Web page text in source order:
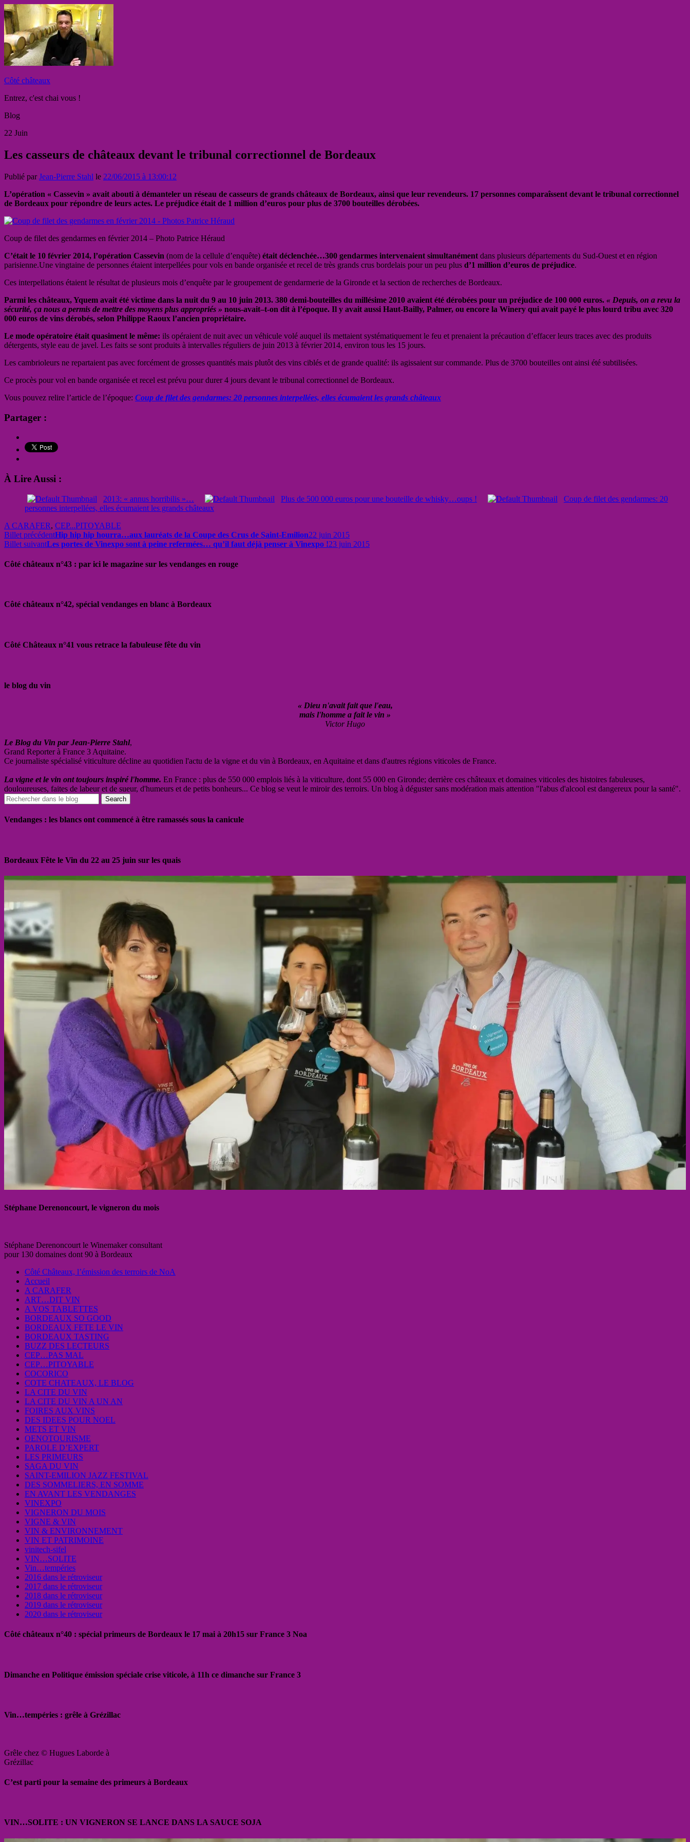
Côté châteaux
Entrez, c'est chai vous !
Blog
22 Juin
Les casseurs de châteaux devant le tribunal correctionnel de Bordeaux
Publié parJean-Pierre Stahl le 22/06/2015 à 13:00:12
L’opération « Cassevin » avait abouti à démanteler un réseau de casseurs de grands châteaux de Bordeaux, ainsi que leur revendeurs. 17 personnes comparaîssent devant le tribunal correctionnel
de Bordeaux pour répondre de leurs actes. Le préjudice était de 1 million d’euros pour plus de 3700 bouteilles dérobées.
Coup de filet des gendarmes en février 2014 – Photo Patrice Héraud
C’était le 10 février 2014, l’opération Cassevin (nom de la cellule d’enquête) était déclenchée…300 gendarmes intervenaient simultanément dans plusieurs départements du Sud-Ouest et en région
parisienne.Une vingtaine de personnes étaient interpellées pour vols en bande organisée et recel de très grands crus bordelais pour un peu plus d’1 million d’euros de préjudice.
Ces interpellations étaient le résultat de plusieurs mois d’enquête par le groupement de gendarmerie de la Gironde et la section de recherches de Bordeaux.
Parmi les châteaux, Yquem avait été victime dans la nuit du 9 au 10 juin 2013. 380 demi-bouteilles du millésime 2010 avaient été dérobées pour un préjudice de 100 000 euros. « Depuis, on a revu la
sécurité, ça nous a permis de mettre des moyens plus appropriés » nous-avait–t-on dit à l’époque. Il y avait aussi Haut-Bailly, Palmer, ou encore la Winery qui avait payé le plus lourd tribu avec 320
000 euros de vins dérobés, selon Philippe Raoux l’ancien propriétaire.
Le mode opératoire était quasiment le même: ils opéraient de nuit avec un véhicule volé auquel ils mettaient systématiquement le feu et prenaient la précaution d’effacer leurs traces avec des produits
détergents, style eau de javel. Les faits se sont produits à intervalles réguliers de juin 2013 à février 2014, environ tous les 15 jours.
Les cambrioleurs ne repartaient pas avec forcément de grosses quantités mais plutôt des vins ciblés et de grande qualité: ils agissaient sur commande. Plus de 3700 bouteilles ont ainsi été subtilisées.
Ce procès pour vol en bande organisée et recel est prévu pour durer 4 jours devant le tribunal correctionnel de Bordeaux.
Vous pouvez relire l’article de l’époque: Coup de filet des gendarmes: 20 personnes interpellées, elles écumaient les grands châteaux
Partager :
À Lire Aussi :
2013: « annus horribilis »… Plus de 500 000 euros pour une bouteille de whisky…oups !
Coup de filet des gendarmes: 20
personnes interpellées, elles écumaient les grands châteaux
A CARAFER, CEP...PITOYABLE
Billet précédentHip hip hip hourra…aux lauréats de la Coupe des Crus de Saint-Emilion22 juin 2015
Billet suivantLes portes de Vinexpo sont à peine refermées… qu’il faut déjà penser à Vinexpo !23 juin 2015
Côté châteaux n°43 : par ici le magazine sur les vendanges en rouge
Côté châteaux n°42, spécial vendanges en blanc à Bordeaux
Côté Châteaux n°41 vous retrace la fabuleuse fête du vin
le blog du vin
« Dieu n'avait fait que l'eau,
mais l'homme a fait le vin »
Victor Hugo
Le Blog du Vin par Jean-Pierre Stahl,
Grand Reporter à France 3 Aquitaine.
Ce journaliste spécialisé viticulture décline au quotidien l'actu de la vigne et du vin à Bordeaux, en Aquitaine et dans d'autres régions viticoles de France.
La vigne et le vin ont toujours inspiré l'homme. En France : plus de 550 000 emplois liés à la viticulture, dont 55 000 en Gironde; derrière ces châteaux et domaines viticoles des histoires fabuleuses,
douloureuses, faites de labeur et de sueur, d'humeurs et de petits bonheurs... Ce blog se veut le miroir des terroirs. Un blog à déguster sans modération mais attention "l'abus d'alcool est dangereux pour la santé".
Vendanges : les blancs ont commencé à être ramassés sous la canicule
Bordeaux Fête le Vin du 22 au 25 juin sur les quais
Stéphane Derenoncourt, le vigneron du mois
Stéphane Derenoncourt le Winemaker consultant
pour 130 domaines dont 90 à Bordeaux
Côté Châteaux, l’émission des terroirs de NoA
Accueil
A CARAFER
ART…DIT VIN
A VOS TABLETTES
BORDEAUX SO GOOD
BORDEAUX FETE LE VIN
BORDEAUX TASTING
BUZZ DES LECTEURS
CEP…PAS MAL
CEP…PITOYABLE
COCORICO
COTE CHATEAUX, LE BLOG
LA CITE DU VIN
LA CITE DU VIN A UN AN
FOIRES AUX VINS
DES IDEES POUR NOEL
METS ET VIN
OENOTOURISME
PAROLE D’EXPERT
LES PRIMEURS
SAGA DU VIN
SAINT-EMILION JAZZ FESTIVAL
DES SOMMELIERS, EN SOMME
EN AVANT LES VENDANGES
VINEXPO
VIGNERON DU MOIS
VIGNE & VIN
VIN & ENVIRONNEMENT
VIN ET PATRIMOINE
vinitech-sifel
VIN…SOLITE
Vin…tempéries
2016 dans le rétroviseur
2017 dans le rétroviseur
2018 dans le rétroviseur
2019 dans le rétroviseur
2020 dans le rétroviseur
Côté châteaux n°40 : spécial primeurs de Bordeaux le 17 mai à 20h15 sur France 3 Noa
Dimanche en Politique émission spéciale crise viticole, à 11h ce dimanche sur France 3
Vin…tempéries : grêle à Grézillac
Grêle chez © Hugues Laborde à
Grézillac
C’est parti pour la semaine des primeurs à Bordeaux
VIN…SOLITE : UN VIGNERON SE LANCE DANS LA SAUCE SOJA